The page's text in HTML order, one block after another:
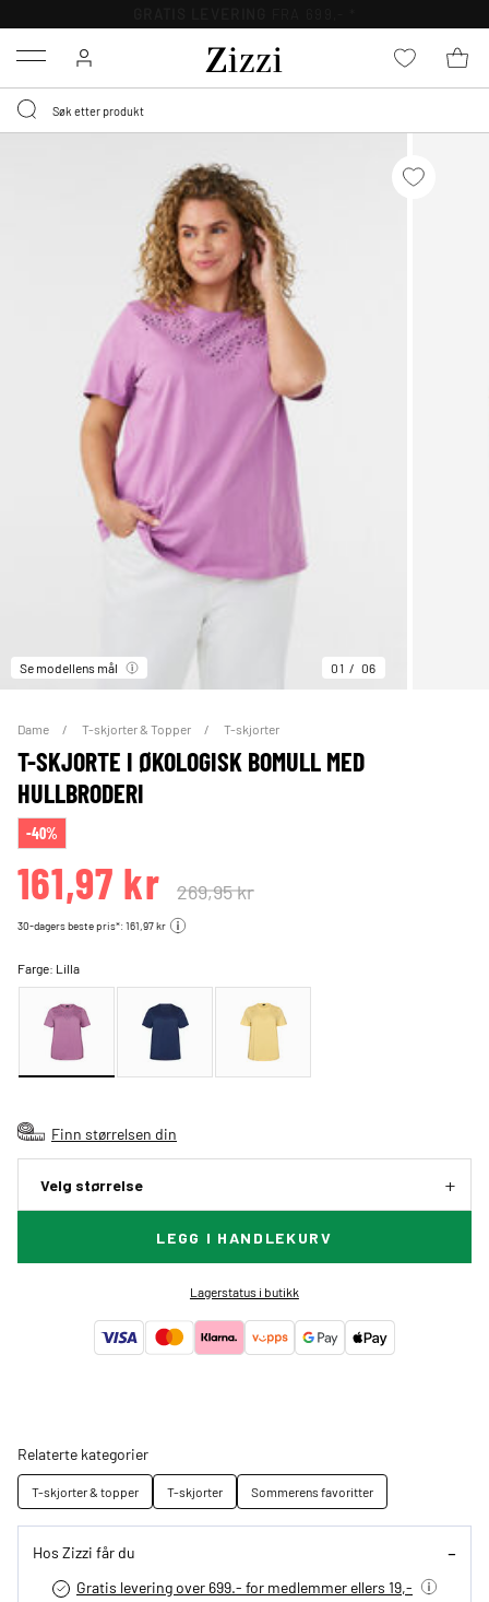
Menu
Se modellens mål 01 06
Dame T-skjorter & Topper T-skjorter
T-SKJORTE I ØKOLOGISK BOMULL MED
HULLBRODERI
-40%
161,97 kr 269,95 kr
30-dagers beste pris*: 161,97 kr
Farge: Lilla
Finn størrelsen din
Velg størrelse
LEGG I HANDLEKURV
Lagerstatus i butikk
Relaterte kategorier
T-skjorter & topper T-skjorter Sommerens favoritter
Hos Zizzi får du
Gratis levering over 699.- for medlemmer ellers 19,-